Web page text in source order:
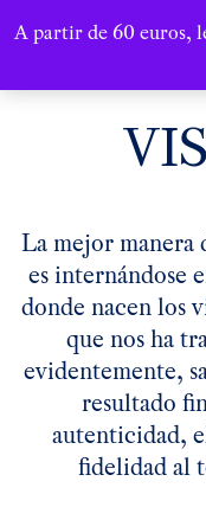
A partir de 60 euros,
La mejor manera
es internándose
donde nacen los
que nos ha
evidentemente,
resultado
autenticidad,
fidelidad al